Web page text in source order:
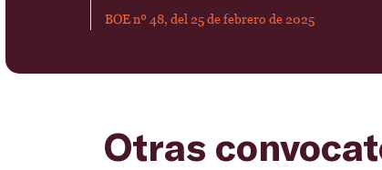
BOE nº 48, del 25 de febrero de 2025
Otras